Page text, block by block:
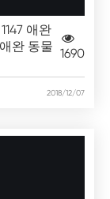
애완
완 동물 1690
2018/12/07